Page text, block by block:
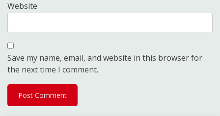
Website
Save my name, email, and website in this browser for
the next time I comment.